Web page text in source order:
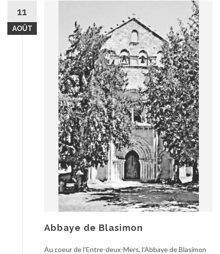
11
AOÛT
Abbaye de Blasimon
Au coeur de l’Entre-deux-Mers, l’Abbaye de Blasimon